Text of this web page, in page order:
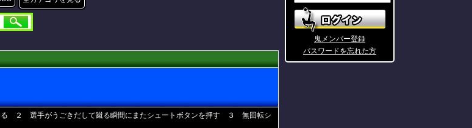
る ２ 選手がうごきだして蹴る瞬間にまたシュートボタンを押す ３ 無回転シ
鬼メンバー登録
パスワードを忘れた方